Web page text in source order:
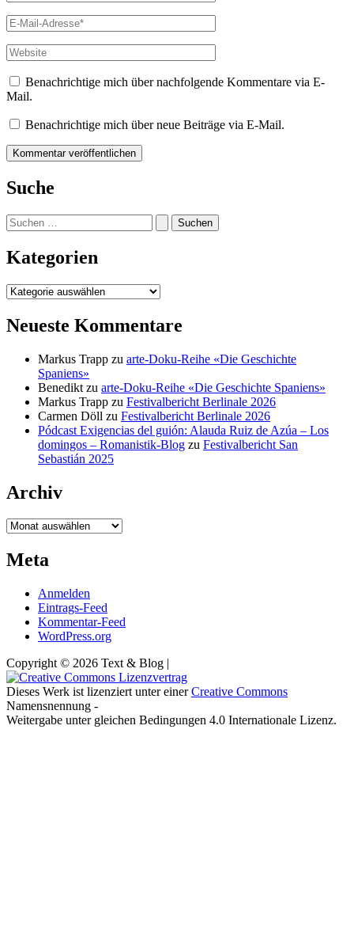
E-
Mail-
Adresse*
Website
Benachrichtige mich über nachfolgende Kommentare via E-
Mail.
Benachrichtige mich über neue Beiträge via E-Mail.
Suche
Suchen
nach:
Kategorien
Kategorien
Neueste Kommentare
Markus Trapp zu arte-Doku-Reihe «Die Geschichte
Spaniens»
Benedikt zu arte-Doku-Reihe «Die Geschichte Spaniens»
Markus Trapp zu Festivalbericht Berlinale 2026
Carmen Döll zu Festivalbericht Berlinale 2026
Pódcast Exigencias del guión: Alauda Ruiz de Azúa – Los
domingos – Romanistik-Blog zu Festivalbericht San
Sebastián 2025
Archiv
Archiv
Meta
Anmelden
Eintrags-Feed
Kommentar-Feed
WordPress.org
Copyright © 2026 Text & Blog |
Dieses Werk ist lizenziert unter einerCreative Commons
Namensnennung -
Weitergabe unter gleichen Bedingungen 4.0 Internationale Lizenz.